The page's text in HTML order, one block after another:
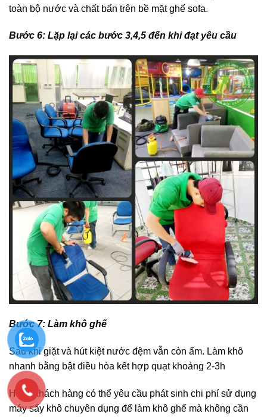
toàn bộ nước và chất bẩn trên bề mặt ghế sofa.
Bước 6: Lặp lại các bước 3,4,5 đến khi đạt yêu cầu
Bước 7: Làm khô ghế
Sau khi giặt và hút kiệt nước đệm vẫn còn ẩm. Làm khô
nhanh bằng bật điều hòa kết hợp quạt khoảng 2-3h
Hoặc khách hàng có thể yêu cầu phát sinh chi phí sử dụng
máy sấy khô chuyên dụng để làm khô ghế mà không cần